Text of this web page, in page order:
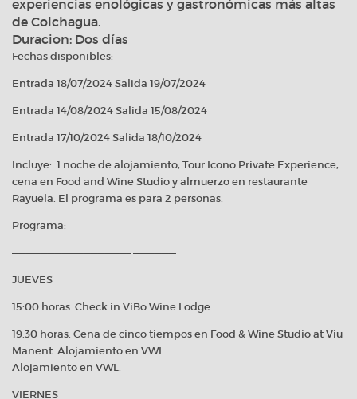
experiencias enológicas y gastronómicas más altas
de Colchagua.
Duracion: Dos días
Fechas disponibles:
Entrada 18/07/2024 Salida 19/07/2024
Entrada 14/08/2024 Salida 15/08/2024
Entrada 17/10/2024 Salida 18/10/2024
Incluye: 1 noche de alojamiento, Tour Icono Private Experience,
cena en Food and Wine Studio y almuerzo en restaurante
Rayuela. El programa es para 2 personas.
Programa:
————————————————– ——————
JUEVES
15:00 horas. Check in ViBo Wine Lodge.
19:30 horas. Cena de cinco tiempos en Food & Wine Studio at Viu
Manent. Alojamiento en VWL.
Alojamiento en VWL.
VIERNES